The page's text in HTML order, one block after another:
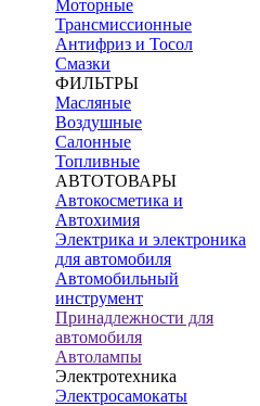
Моторные
Трансмиссионные
Антифриз и Тосол
Смазки
ФИЛЬТРЫ
Масляные
Воздушные
Салонные
Топливные
АВТОТОВАРЫ
Автокосметика и
Автохимия
Электрика и электроника
для автомобиля
Автомобильный
инструмент
Принадлежности для
автомобиля
Автолампы
Электротехника
Электросамокаты